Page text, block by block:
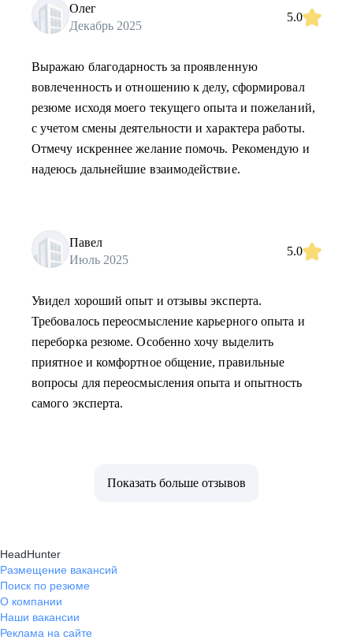
Олег
Декабрь 2025
5.0
Выражаю благодарность за проявленную
вовлеченность и отношению к делу, сформировал
резюме исходя моего текущего опыта и пожеланий,
с учетом смены деятельности и характера работы.
Отмечу искреннее желание помочь. Рекомендую и
надеюсь дальнейшие взаимодействие.
Павел
Июль 2025
5.0
Увидел хороший опыт и отзывы эксперта.
Требовалось переосмысление карьерного опыта и
переборка резюме. Особенно хочу выделить
приятное и комфортное общение, правильные
вопросы для переосмысления опыта и опытность
самого эксперта.
Показать больше отзывов
HeadHunter
Размещение вакансий
Поиск по резюме
О компании
Наши вакансии
Реклама на сайте